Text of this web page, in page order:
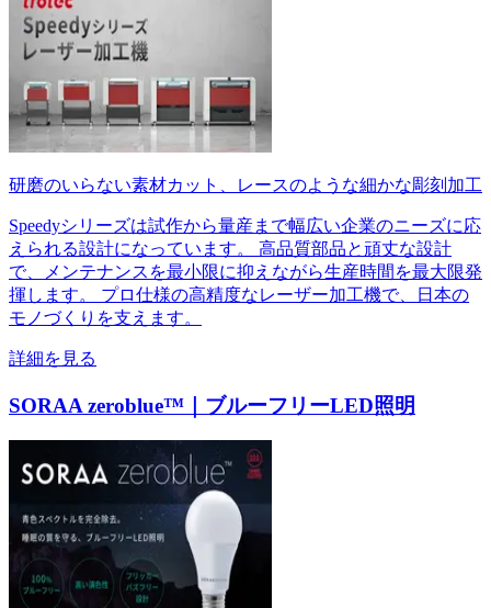
研磨のいらない素材カット、レースのような細かな彫刻加工
Speedyシリーズは試作から量産まで幅広い企業のニーズに応
えられる設計になっています。 高品質部品と頑丈な設計
で、メンテナンスを最小限に抑えながら生産時間を最大限発
揮します。 プロ仕様の高精度なレーザー加工機で、日本の
モノづくりを支えます。
詳細を見る
SORAA zeroblue™｜ブルーフリーLED照明